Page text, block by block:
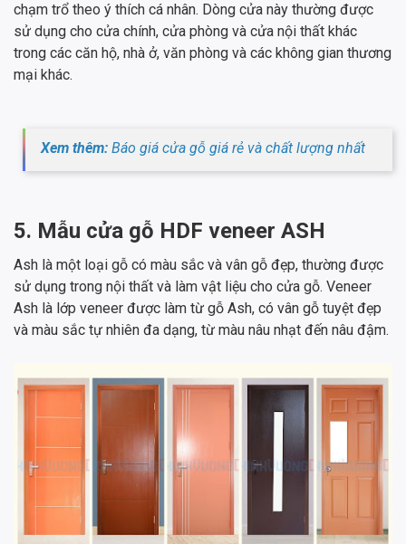
chạm trổ theo ý thích cá nhân. Dòng cửa này thường được
sử dụng cho cửa chính, cửa phòng và cửa nội thất khác
trong các căn hộ, nhà ở, văn phòng và các không gian thương
mại khác.
Xem thêm: Báo giá cửa gỗ giá rẻ và chất lượng nhất
5. Mẫu cửa gỗ HDF veneer ASH
Ash là một loại gỗ có màu sắc và vân gỗ đẹp, thường được
sử dụng trong nội thất và làm vật liệu cho cửa gỗ. Veneer
Ash là lớp veneer được làm từ gỗ Ash, có vân gỗ tuyệt đẹp
và màu sắc tự nhiên đa dạng, từ màu nâu nhạt đến nâu đậm.